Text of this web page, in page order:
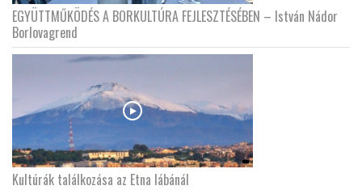
EGYÜTTMŰKÖDÉS A BORKULTÚRA FEJLESZTÉSÉBEN – István Nádor
Borlovagrend
Kultúrák találkozása az Etna lábánál